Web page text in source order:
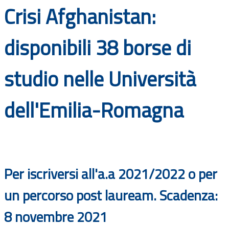
Bandi
Guide
Crisi Afghanistan:
disponibili 38 borse di
studio nelle Università
dell'Emilia-Romagna
Per iscriversi all'a.a 2021/2022 o per
un percorso post lauream. Scadenza:
8 novembre 2021